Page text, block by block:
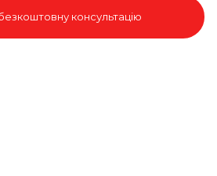
консультацію